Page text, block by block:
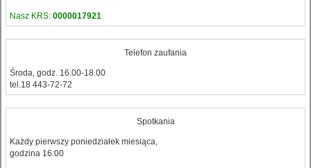
Nasz KRS: 0000017921
Telefon zaufania
Środa, godz. 16.00-18.00
tel.18 443-72-72
Spotkania
Każdy pierwszy poniedziałek miesiąca,
godzina 16:00